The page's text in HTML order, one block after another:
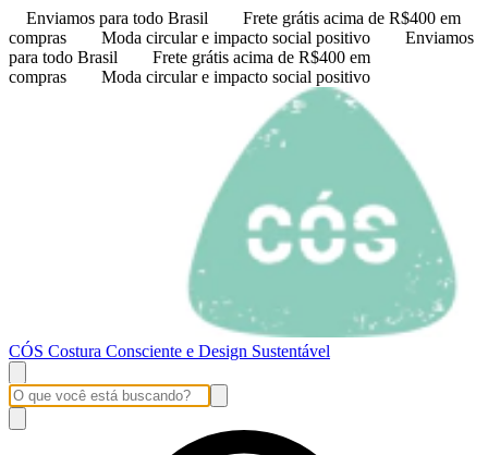
Enviamos para todo Brasil
Frete grátis acima de R$400 em
compras
Moda circular e impacto social positivo
Enviamos
para todo Brasil
Frete grátis acima de R$400 em
compras
Moda circular e impacto social positivo
CÓS Costura Consciente e Design Sustentável